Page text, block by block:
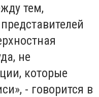
тем,
не
которые
- говорится в